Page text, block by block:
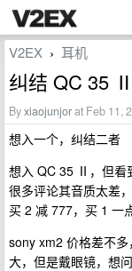
V2EX › 耳机
纠结 QC 35
Byxiaojunjorat Feb 11,
想入一个，纠结二者
想入 QC 35 Ⅱ，但看
很多评论其音质太差
买 2 减 777，买 1 一
sony xm2 价格差不
大，但是戴眼镜，想